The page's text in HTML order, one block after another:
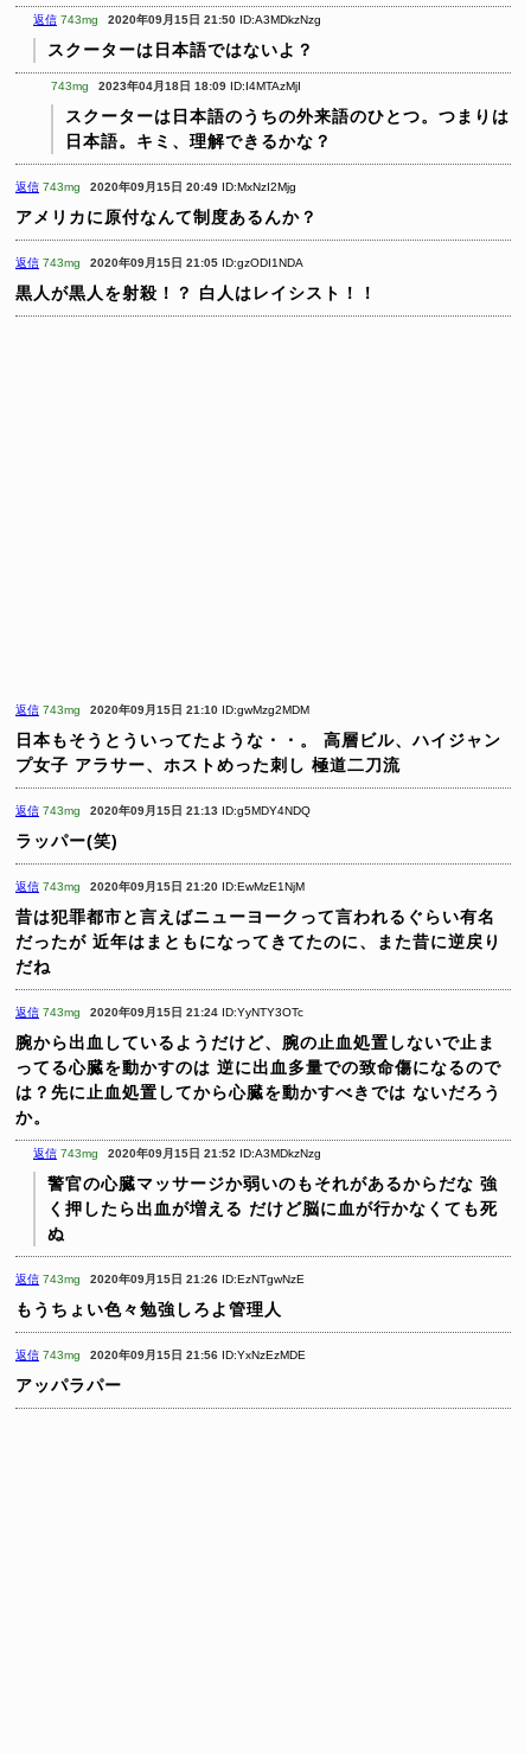
返信 743mg 2020年09月15日 21:50 ID:A3MDkzNzg
スクーターは日本語ではないよ？
743mg 2023年04月18日 18:09 ID:I4MTAzMjI
スクーターは日本語のうちの外来語のひとつ。つまりは
日本語。キミ、理解できるかな？
返信 743mg 2020年09月15日 20:49 ID:MxNzI2Mjg
アメリカに原付なんて制度あるんか？
返信 743mg 2020年09月15日 21:05 ID:gzODI1NDA
黒人が黒人を射殺！？ 白人はレイシスト！！
返信 743mg 2020年09月15日 21:10 ID:gwMzg2MDM
日本もそうとういってたような・・。
高層ビル、ハイジャン
プ女子 アラサー、ホストめった刺し 極道二刀流
返信 743mg 2020年09月15日 21:13 ID:g5MDY4NDQ
ラッパー(笑)
返信 743mg 2020年09月15日 21:20 ID:EwMzE1NjM
昔は犯罪都市と言えばニューヨークって言われるぐらい有名
だったが 近年はまともになってきてたのに、また昔に逆戻り
だね
返信 743mg 2020年09月15日 21:24 ID:YyNTY3OTc
腕から出血しているようだけど、腕の止血処置しないで止ま
ってる心臓を動かすのは 逆に出血多量での致命傷になるので
は？先に止血処置してから心臓を動かすべきでは ないだろう
か。
返信 743mg 2020年09月15日 21:52 ID:A3MDkzNzg
警官の心臓マッサージか弱いのもそれがあるからだな 強
く押したら出血が増える だけど脳に血が行かなくても死
ぬ
返信 743mg 2020年09月15日 21:26 ID:EzNTgwNzE
もうちょい色々勉強しろよ管理人
返信 743mg 2020年09月15日 21:56 ID:YxNzEzMDE
アッパラパー